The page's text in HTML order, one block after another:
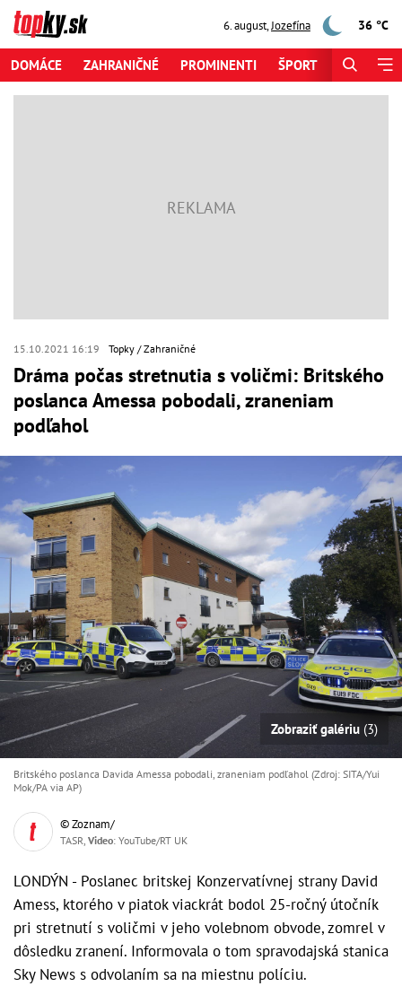
6. august,Jozefína 36 °C
DOMÁCE ZAHRANIČNÉ PROMINENTI ŠPORT
15.10.2021 16:19 Topky Zahraničné
Dráma počas stretnutia s voličmi: Britského
poslanca Amessa pobodali, zraneniam
podľahol
Zobraziť galériu (3)
Britského poslanca Davida Amessa pobodali, zraneniam podľahol (Zdroj: SITA/Yui
Mok/PA via AP)
© Zoznam/
TASR, Video: YouTube/RT UK
LONDÝN - Poslanec britskej Konzervatívnej strany David
Amess, ktorého v piatok viackrát bodol 25-ročný útočník
pri stretnutí s voličmi v jeho volebnom obvode, zomrel v
dôsledku zranení. Informovala o tom spravodajská stanica
Sky News s odvolaním sa na miestnu políciu.